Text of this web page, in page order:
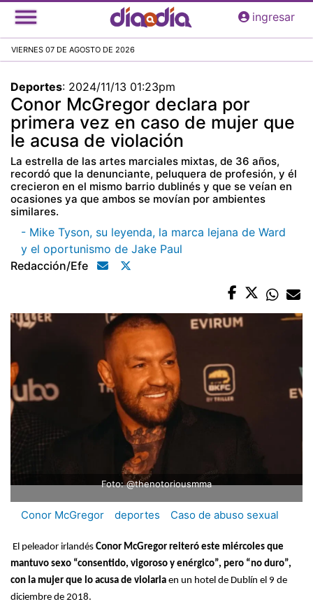
Pasar
al
principal
ingresar
VIERNES 07 DE AGOSTO DE 2026
Deportes: 2024/11/13 01:23pm
Conor McGregor declara por
primera vez en caso de mujer que
le acusa de violación
La estrella de las artes marciales mixtas, de 36 años,
recordó que la denunciante, peluquera de profesión, y él
crecieron en el mismo barrio dublinés y que se veían en
ocasiones ya que ambos se movían por ambientes
similares.
- Mike Tyson, su leyenda, la marca lejana de Ward
y el oportunismo de Jake Paul
Redacción/efe
Foto: @thenotoriousmma
Conor McGregor deportes Caso de abuso sexual
El peleador irlandés Conor McGregor reiteró este miércoles que
mantuvo sexo “consentido, vigoroso y enérgico”, pero “no duro”,
con la mujer que lo acusa de violarla en un hotel de Dublín el 9 de
diciembre de 2018.